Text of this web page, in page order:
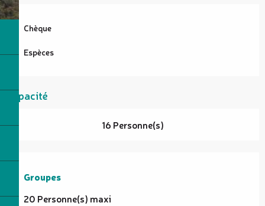
Chèque
Espèces
Capacité
16 Personne(s)
Groupes
Groupes
20 Personne(s) maxi